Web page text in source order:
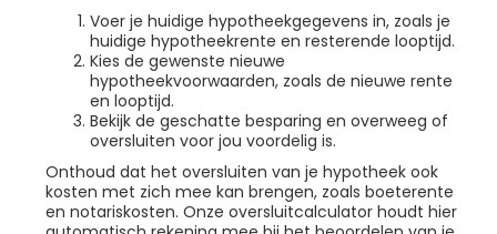
Voer je huidige hypotheekgegevens in, zoals je
huidige hypotheekrente en resterende looptijd.
Kies de gewenste nieuwe
hypotheekvoorwaarden, zoals de nieuwe rente
en looptijd.
Bekijk de geschatte besparing en overweeg of
oversluiten voor jou voordelig is.
Onthoud dat het oversluiten van je hypotheek ook
kosten met zich mee kan brengen, zoals boeterente
en notariskosten. Onze oversluitcalculator houdt hier